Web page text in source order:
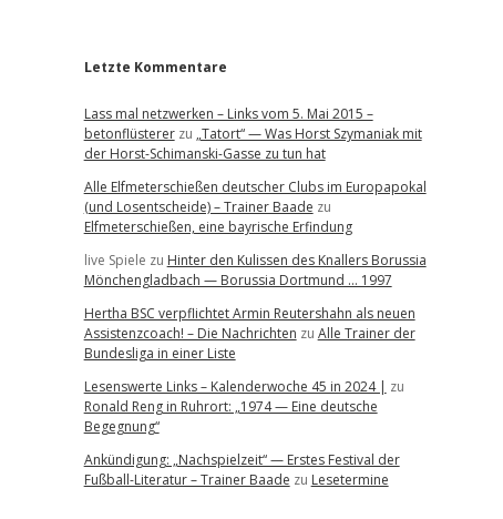
Letzte Kommentare
Lass mal netzwerken – Links vom 5. Mai 2015 –
betonflüstererzu „Tatort“ — Was Horst Szymaniak mit
der Horst-Schimanski-Gasse zu tun hat
Alle Elfmeterschießen deutscher Clubs im Europapokal
(und Losentscheide) – Trainer Baade zu
Elfmeterschießen, eine bayrische Erfindung
live Spiele zu Hinter den Kulissen des Knallers Borussia
Mönchengladbach — Borussia Dortmund … 1997
Hertha BSC verpflichtet Armin Reutershahn als neuen
Assistenzcoach! – Die Nachrichten zu Alle Trainer der
Bundesliga in einer Liste
Lesenswerte Links – Kalenderwoche 45 in 2024 | zu
Ronald Reng in Ruhrort: „1974 — Eine deutsche
Begegnung“
Ankündigung: „Nachspielzeit“ — Erstes Festival der
Fußball-Literatur – Trainer Baade zu Lesetermine